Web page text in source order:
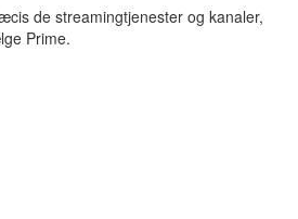
de streamingtjenester og kanaler,
Prime.